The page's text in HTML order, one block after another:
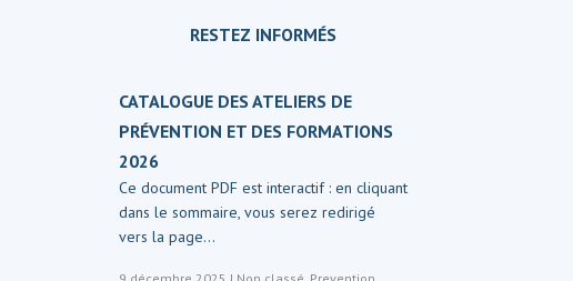
RESTEZ INFORMÉS
CATALOGUE DES ATELIERS DE
PRÉVENTION ET DES FORMATIONS
2026
Ce document PDF est interactif : en cliquant
dans le sommaire, vous serez redirigé
vers la page…
9 décembre 2025 | Non classé Prevention